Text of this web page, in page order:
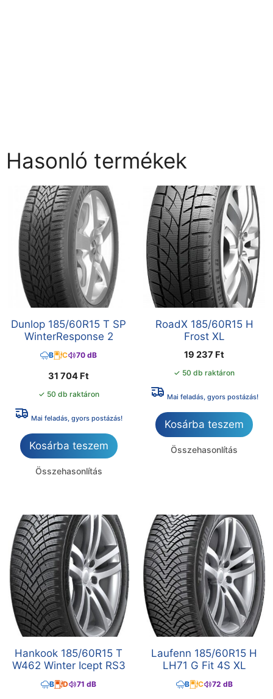
Hasonló termékek
Dunlop 185/60R15 T SP
WinterResponse 2
B C 70 dB
31 704 Ft
✓ 50 db raktáron
Mai feladás, gyors postázás!
Kosárba teszem
Összehasonlítás
RoadX 185/60R15 H
Frost XL
19 237 Ft
✓ 50 db raktáron
Mai feladás, gyors postázás!
Kosárba teszem
Összehasonlítás
Hankook 185/60R15 T
W462 Winter Icept RS3
B D 71 dB
Laufenn 185/60R15 H
LH71 G Fit 4S XL
B C 72 dB